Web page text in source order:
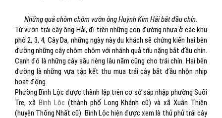
Những quả chôm chôm vườn ông Huỳnh Kim Hải bắt đầu chín.
Từ vườn trái cây ông Hải, đi trên những con đường nhựa ở các khu
phố 2, 3, 4, Cây Da, những ngày này du khách sẽ chứng kiến hai bên
đường những cây chôm chôm với nhánh quả trĩu nặng bắt đầu chín.
Cạnh đó là những cây sầu riêng lâu năm cũng cho trái chín. Hai bên
đường là những vựa tập kết thu mua trái cây bắt đầu nhộn nhịp
hoạt động.
Phường Bình Lộc được thành lập trên cơ sở sáp nhập phường Suối
Tre, xã Bình Lộc (thành phố Long Khánh cũ) và xã Xuân Thiện
(huyện Thống Nhất cũ). Bình Lộc hiện được xem là thủ phủ trái cây